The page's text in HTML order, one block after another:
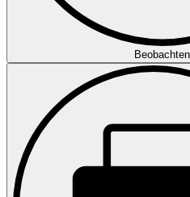
Beobachten